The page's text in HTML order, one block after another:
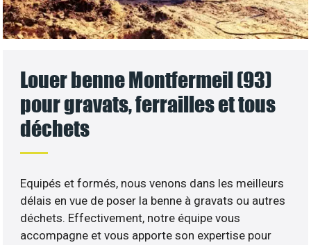
Louer benne Montfermeil (93)
pour gravats, ferrailles et tous
déchets
Equipés et formés, nous venons dans les meilleurs
délais en vue de poser la benne à gravats ou autres
déchets. Effectivement, notre équipe vous
accompagne et vous apporte son expertise pour